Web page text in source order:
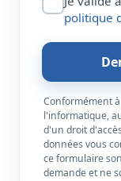
politique
Conformément
l'informatique,
d'un droit
données vous
ce formulaire
demande et ne